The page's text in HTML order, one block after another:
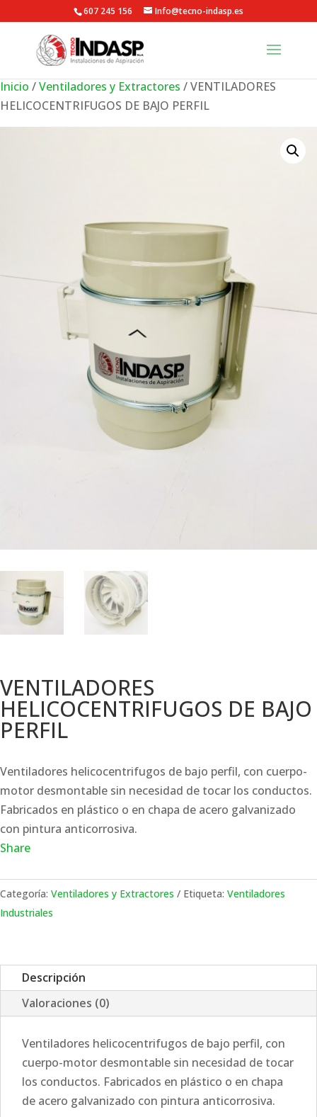
607 245 156 Info@tecno-indasp.es
Inicio /Ventiladores y Extractores / VENTILADORES
HELICOCENTRIFUGOS DE BAJO PERFIL
VENTILADORES
HELICOCENTRIFUGOS DE BAJO
PERFIL
Ventiladores helicocentrifugos de bajo perfil, con cuerpo-
motor desmontable sin necesidad de tocar los conductos.
Fabricados en plástico o en chapa de acero galvanizado
con pintura anticorrosiva.
Share
Categoría: Ventiladores y Extractores Etiqueta: Ventiladores
Industriales
Descripción
Valoraciones (0)
Ventiladores helicocentrifugos de bajo perfil, con
cuerpo-motor desmontable sin necesidad de tocar
los conductos. Fabricados en plástico o en chapa
de acero galvanizado con pintura anticorrosiva.